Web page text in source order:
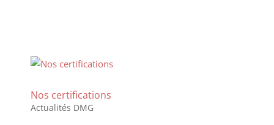
Nos certifications
Actualités DMG